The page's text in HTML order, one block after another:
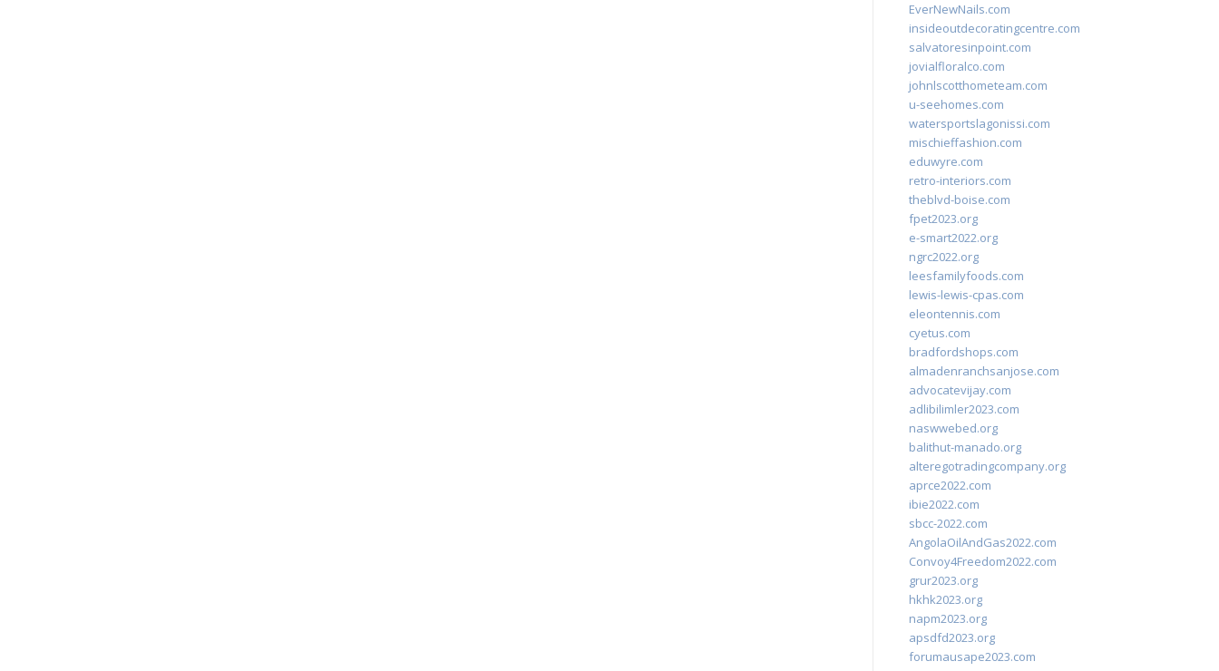
EverNewNails.com
insideoutdecoratingcentre.com
salvatoresinpoint.com
jovialfloralco.com
johnlscotthometeam.com
u-seehomes.com
watersportslagonissi.com
mischieffashion.com
eduwyre.com
retro-interiors.com
theblvd-boise.com
fpet2023.org
e-smart2022.org
ngrc2022.org
leesfamilyfoods.com
lewis-lewis-cpas.com
eleontennis.com
cyetus.com
bradfordshops.com
almadenranchsanjose.com
advocatevijay.com
adlibilimler2023.com
naswwebed.org
balithut-manado.org
alteregotradingcompany.org
aprce2022.com
ibie2022.com
sbcc-2022.com
AngolaOilAndGas2022.com
Convoy4Freedom2022.com
grur2023.org
hkhk2023.org
napm2023.org
apsdfd2023.org
forumausape2023.com